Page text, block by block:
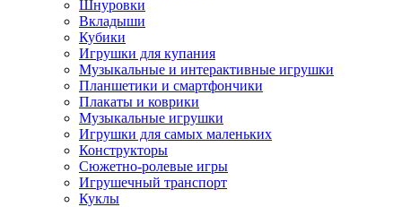
Шнуровки
Вкладыши
Кубики
Игрушки для купания
Музыкальные и интерактивные игрушки
Планшетики и смартфончики
Плакаты и коврики
Музыкальные игрушки
Игрушки для самых маленьких
Конструкторы
Сюжетно-ролевые игры
Игрушечный транспорт
Куклы